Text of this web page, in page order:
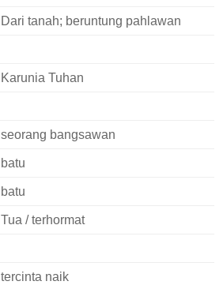
Dari tanah; beruntung pahlawan
Karunia Tuhan
seorang bangsawan
batu
batu
Tua / terhormat
tercinta naik